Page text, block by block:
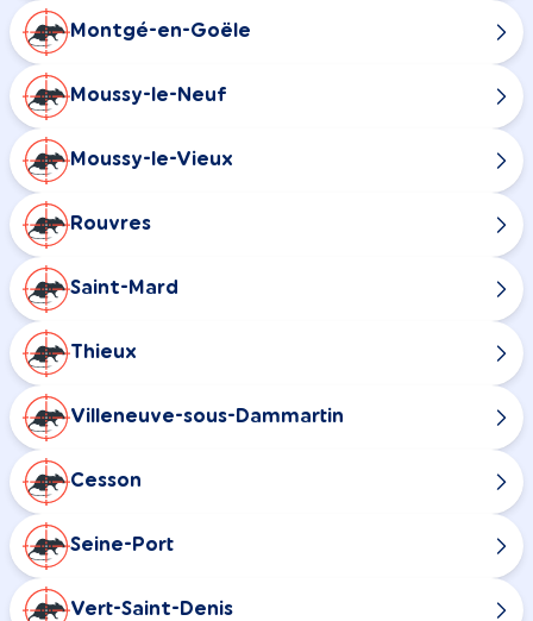
Montgé-en-Goële
Moussy-le-Neuf
Moussy-le-Vieux
Rouvres
Saint-Mard
Thieux
Villeneuve-sous-Dammartin
Cesson
Seine-Port
Vert-Saint-Denis